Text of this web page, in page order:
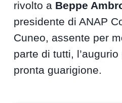
rivolto a Beppe
presidente di ANAP
Cuneo, assente per
parte di tutti,
pronta guarigione.